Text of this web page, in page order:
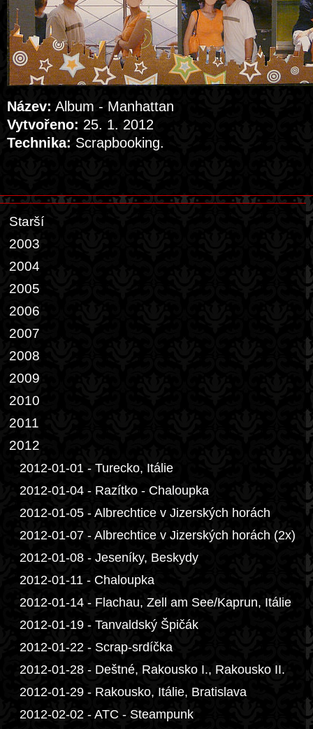
Název: Album - Manhattan
Vytvořeno: 25. 1. 2012
Technika: Scrapbooking.
Starší
2003
2004
2005
2006
2007
2008
2009
2010
2011
2012
2012-01-01 - Turecko, Itálie
2012-01-04 - Razítko - Chaloupka
2012-01-05 - Albrechtice v Jizerských horách
2012-01-07 - Albrechtice v Jizerských horách (2x)
2012-01-08 - Jeseníky, Beskydy
2012-01-11 - Chaloupka
2012-01-14 - Flachau, Zell am See/Kaprun, Itálie
2012-01-19 - Tanvaldský Špičák
2012-01-22 - Scrap-srdíčka
2012-01-28 - Deštné, Rakousko I., Rakousko II.
2012-01-29 - Rakousko, Itálie, Bratislava
2012-02-02 - ATC - Steampunk